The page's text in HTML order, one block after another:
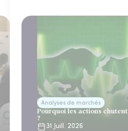
Analyses de marchés
Pourquoi les actions chutent
?
31 Juill. 2026